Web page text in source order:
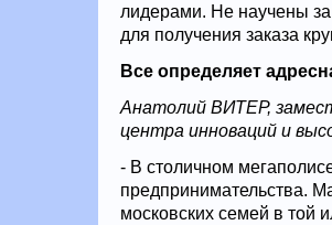
лидерами. Не научены
для получения заказа
Все определяет
Анатолий ВИТЕР,
центра инноваций и
- В столичном
предпринимательства.
московских семей в той